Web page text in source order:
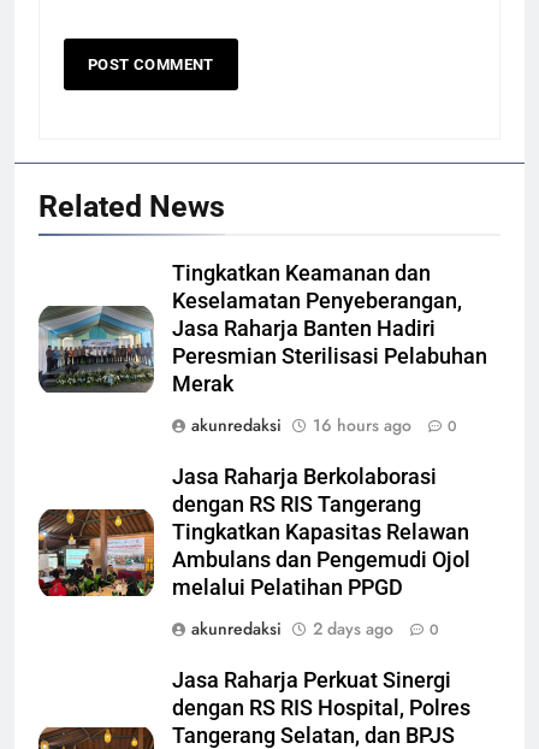
Related News
Tingkatkan Keamanan dan
Keselamatan Penyeberangan,
Jasa Raharja Banten Hadiri
Peresmian Sterilisasi Pelabuhan
Merak
akunredaksi
16 hours ago 0
Jasa Raharja Berkolaborasi
dengan RS RIS Tangerang
Tingkatkan Kapasitas Relawan
Ambulans dan Pengemudi Ojol
melalui Pelatihan PPGD
akunredaksi
2 days ago 0
Jasa Raharja Perkuat Sinergi
dengan RS RIS Hospital, Polres
Tangerang Selatan, dan BPJS